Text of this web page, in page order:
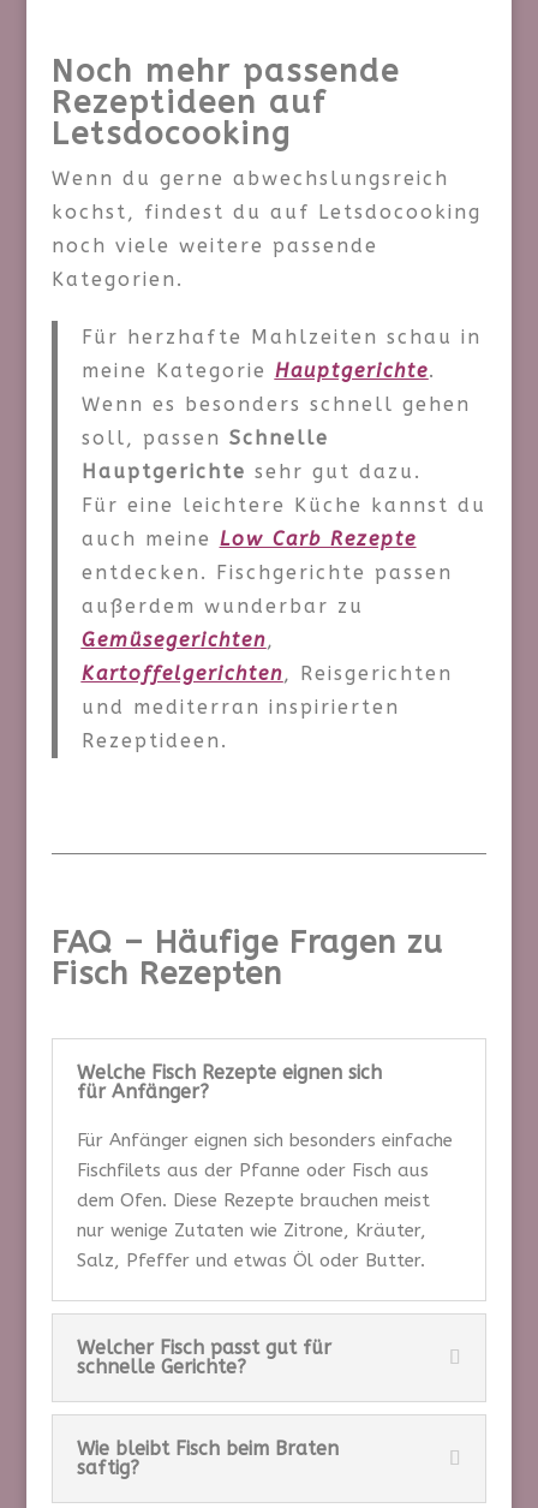
Noch mehr passende
Rezeptideen auf
Letsdocooking
Wenn du gerne abwechslungsreich
kochst, findest du auf Letsdocooking
noch viele weitere passende
Kategorien.
Für herzhafte Mahlzeiten schau in
meine Kategorie Hauptgerichte.
Wenn es besonders schnell gehen
soll, passen Schnelle
Hauptgerichte sehr gut dazu.
Für eine leichtere Küche kannst du
auch meine Low Carb Rezepte
entdecken. Fischgerichte passen
außerdem wunderbar zu
Gemüsegerichten,
Kartoffelgerichten, Reisgerichten
und mediterran inspirierten
Rezeptideen.
FAQ – Häufige Fragen zu
Fisch Rezepten
Welche Fisch Rezepte eignen sich
für Anfänger?
Für Anfänger eignen sich besonders einfache
Fischfilets aus der Pfanne oder Fisch aus
dem Ofen. Diese Rezepte brauchen meist
nur wenige Zutaten wie Zitrone, Kräuter,
Salz, Pfeffer und etwas Öl oder Butter.
Welcher Fisch passt gut für
schnelle Gerichte?
Wie bleibt Fisch beim Braten
saftig?